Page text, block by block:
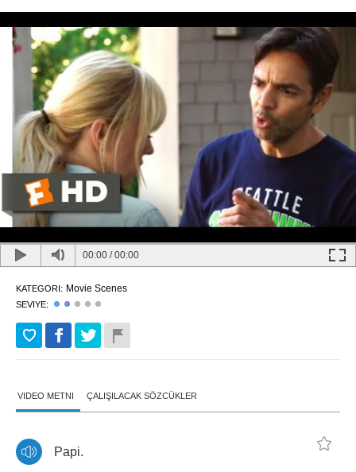
00:00 /00:00
KATEGORI: Movie Scenes
SEVIYE:
VIDEO METNI ÇALIŞILACAK SÖZCÜKLER
Papi.